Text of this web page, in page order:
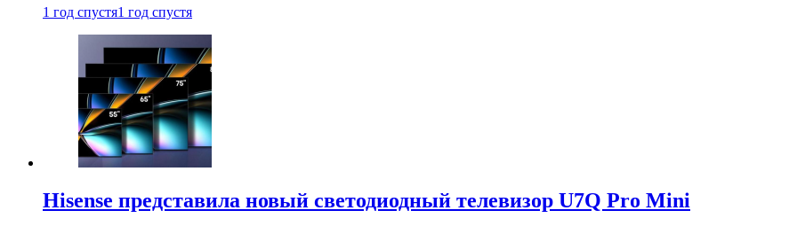
1 год спустя1 год спустя
Hisense представила новый светодиодный телевизор U7Q Pro Mini